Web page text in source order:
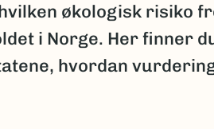
økologisk risiko
i Norge. Her finner
hvordan